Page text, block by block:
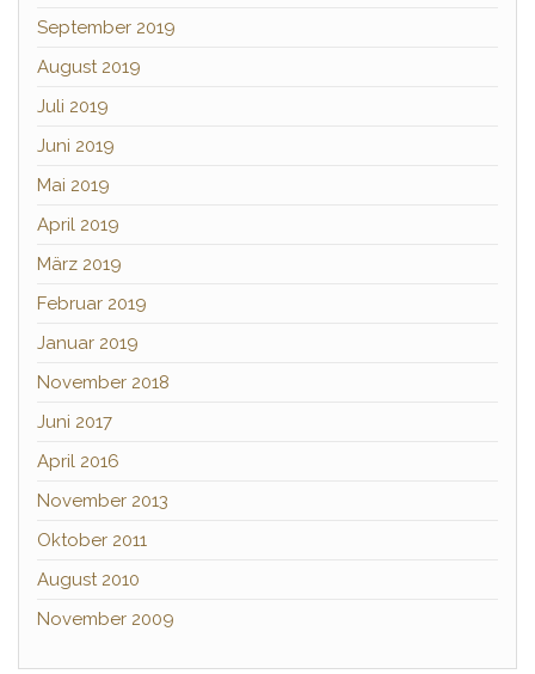
September 2019
August 2019
Juli 2019
Juni 2019
Mai 2019
April 2019
März 2019
Februar 2019
Januar 2019
November 2018
Juni 2017
April 2016
November 2013
Oktober 2011
August 2010
November 2009